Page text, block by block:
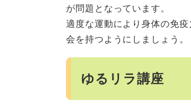
が問題となっています。
適度な運動により身体の免
会を持つようにしましょう。
ゆるリラ講座